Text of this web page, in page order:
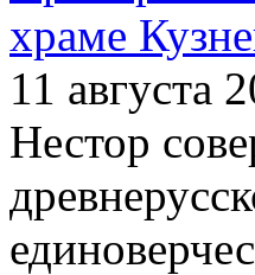
храме
11 августа
Нестор